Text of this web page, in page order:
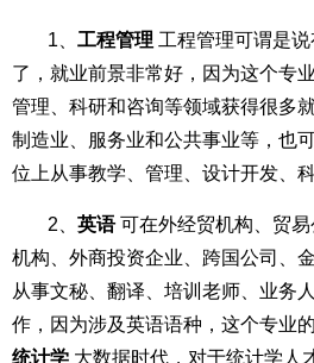
1、 工程管理 工程管理可谓是
了，就业前景非常好，因为这个专
管理、科研和咨询等领域获得很多
制造业、服务业和公共事业等，也
位上从事教学、管理、设计开发、科
2、 英语可在外经贸机构、贸
机构、外商投资企业、跨国公司、
从事文秘、翻译、培训老师、业务
作，因为涉及英语语种，这个专业
统计学 大数据时代，对于统计学人